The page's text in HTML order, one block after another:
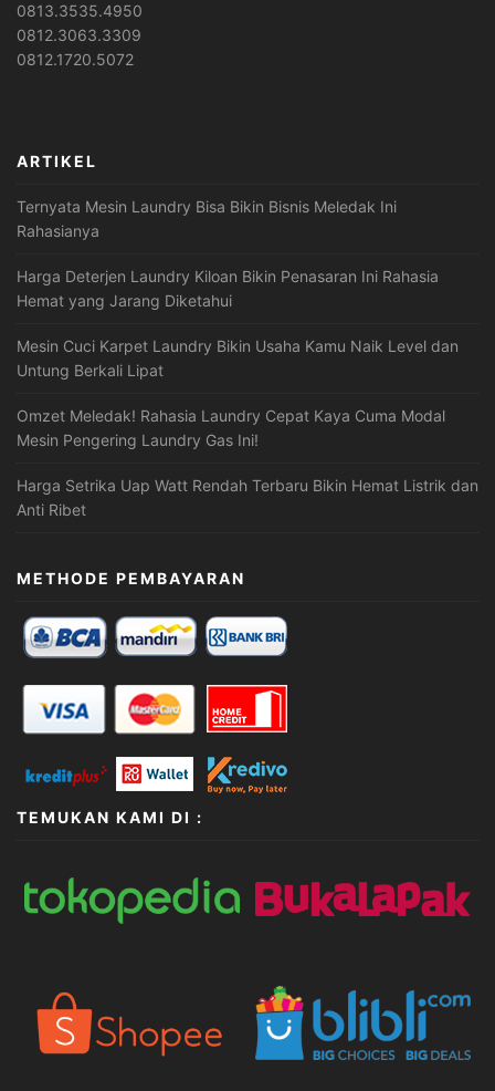
0813.3535.4950
0812.3063.3309
0812.1720.5072
ARTIKEL
Ternyata Mesin Laundry Bisa Bikin Bisnis Meledak Ini
Rahasianya
Harga Deterjen Laundry Kiloan Bikin Penasaran Ini Rahasia
Hemat yang Jarang Diketahui
Mesin Cuci Karpet Laundry Bikin Usaha Kamu Naik Level dan
Untung Berkali Lipat
Omzet Meledak! Rahasia Laundry Cepat Kaya Cuma Modal
Mesin Pengering Laundry Gas Ini!
Harga Setrika Uap Watt Rendah Terbaru Bikin Hemat Listrik dan
Anti Ribet
METHODE PEMBAYARAN
TEMUKAN KAMI DI :